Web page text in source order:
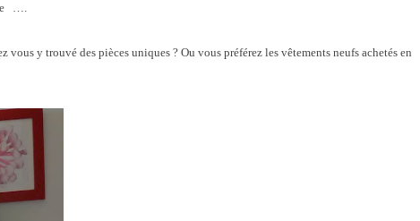
….
y trouvé des pièces uniques ? Ou vous préférez les vêtements neufs achetés en